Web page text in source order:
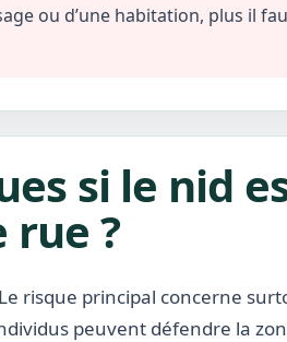
ou d’une habitation, plus il
si le nid
rue ?
risque principal concerne
peuvent défendre la